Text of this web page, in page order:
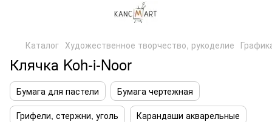
Каталог Художественное творчество, рукоделие
Клячка Koh-i-Noor
Бумага для пастели
Бумага чертежная
Грифели, стержни, уголь
Карандаши акварельные